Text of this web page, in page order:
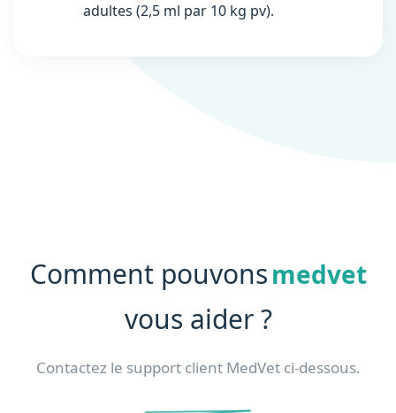
adultes (2,5 ml par 10 kg pv).
Comment pouvonsmedvet
vous aider ?
Contactez le support client MedVet ci-dessous.